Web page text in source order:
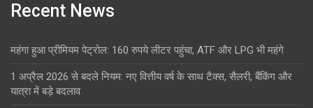
Recent News
महंगा हुआ प्रीमियम पेट्रोल: 160 रुपये लीटर पहुंचा, ATF और LPG भी महंगे
1 अप्रैल 2026 से बदले नियम: नए वित्तीय वर्ष के साथ टैक्स, सैलरी, बैंकिंग और
यात्रा में बड़े बदलाव